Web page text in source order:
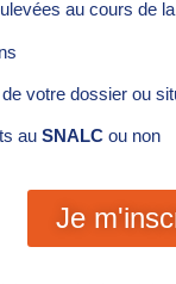
au cours de
votre dossier ou
au SNALC ou non
Je